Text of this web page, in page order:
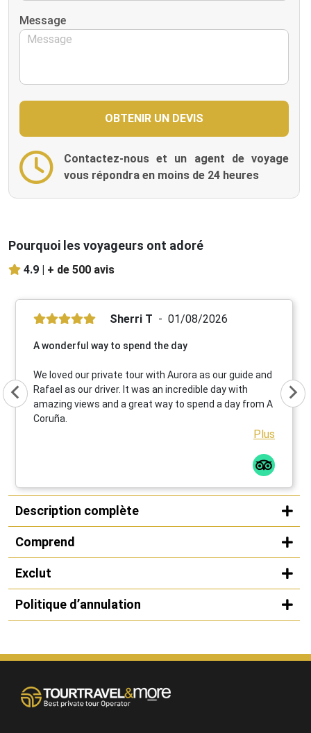
Message
Contactez-nous et un agent de voyage
vous répondra en moins de 24 heures
Pourquoi les voyageurs ont adoré
4.9 | + de 500 avis
Sherri T 01/08/2026
A wonderful way to spend the day
We loved our private tour with Aurora as our guide and
Rafael as our driver. It was an incredible day with
amazing views and a great way to spend a day from A
Coruña.
Plus
Description complète
Comprend
Exclut
Politique d’annulation